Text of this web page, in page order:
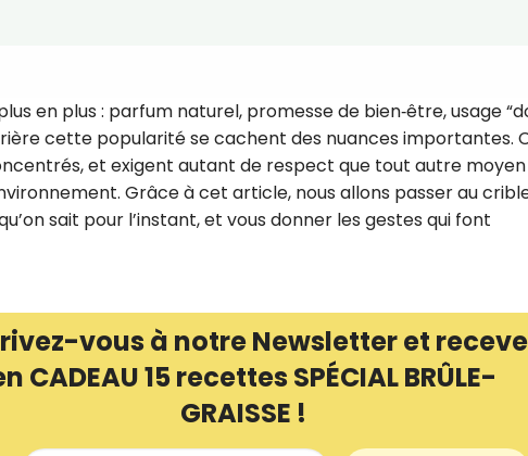
en plus : parfum naturel, promesse de bien‑être, usage
cette popularité se cachent des nuances importantes.
et exigent autant de respect que tout autre moyen
Grâce à cet article, nous allons passer au
sait pour l’instant, et vous donner les gestes qui font
vous à notre Newsletter et
CADEAU 15 recettes SPÉCIAL BRÛLE-
GRAISSE !